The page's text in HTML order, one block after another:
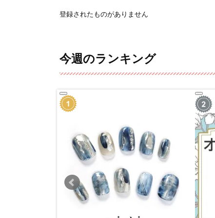
登録されたものがありません
今週のランキング